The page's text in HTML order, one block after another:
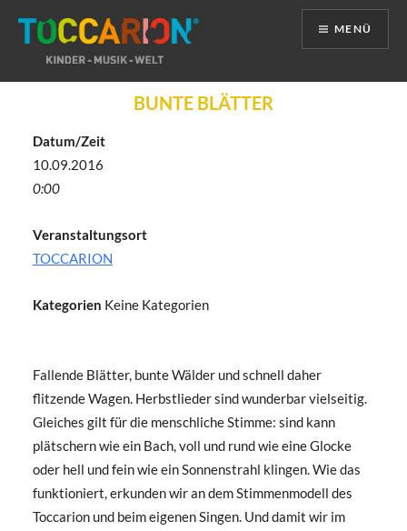
MENÜ
Inhalt
BUNTE BLÄTTER
Datum/Zeit
10.09.2016
0:00
Veranstaltungsort
TOCCARION
Kategorien Keine Kategorien
Fallende Blätter, bunte Wälder und schnell daher
flitzende Wagen. Herbstlieder sind wunderbar vielseitig.
Gleiches gilt für die menschliche Stimme: sind kann
plätschern wie ein Bach, voll und rund wie eine Glocke
oder hell und fein wie ein Sonnenstrahl klingen. Wie das
funktioniert, erkunden wir an dem Stimmenmodell des
Toccarion und beim eigenen Singen. Und damit wir im